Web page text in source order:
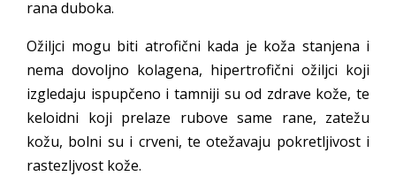
rana duboka.
Ožiljci mogu biti atrofični kada je koža stanjena i
nema dovoljno kolagena, hipertrofični ožiljci koji
izgledaju ispupčeno i tamniji su od zdrave kože, te
keloidni koji prelaze rubove same rane, zatežu
kožu, bolni su i crveni, te otežavaju pokretljivost i
rastezljvost kože.